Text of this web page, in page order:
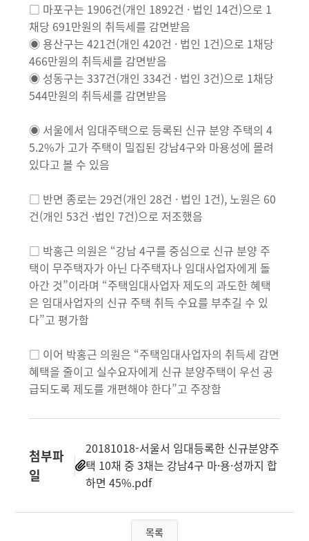
□ 마포구는 1906건(개인 1892건 · 법인 14건)으로 1
채당 691만원의 취득세를 감면받음
◉ 용산구는 421건(개인 420건 · 법인 1건)으로 1채당
466만원의 취득세를 감면받음
◉ 성동구는 337건(개인 334건 · 법인 3건)으로 1채당
544만원의 취득세를 감면받음
◉ 서울에서 임대주택으로 등록된 신규 분양 주택의 4
5.2%가 고가 주택이 밀집된 강남4구와 마용성에 몰려
있다고 볼 수 있음
□ 반면 종로는 29건(개인 28건 · 법인 1건), 노원은 60
건(개인 53건 ·법인 7건)으로 저조했음
□ 박홍근 의원은 “강남 4구를 중심으로 신규 분양 주
택이 무주택자가 아닌 다주택자나 임대사업자에게 돌
아간 것”이라며 “주택임대사업자 제도의 과도한 혜택
은 임대사업자의 신규 주택 취득 수요를 부추길 수 있
다”고 평가함
□ 이어 박홍근 의원은 “주택임대사업자의 취득세 감면
혜택을 줄이고 실수요자에게 신규 분양주택이 우선 공
급되도록 제도를 개편해야 한다”고 주장함
첨부파
일
20181018-서울서 임대등록한 신규분양주
택 10채 중 3채는 강남4구 마·용·성까지 합
하면 45%.pdf
목록